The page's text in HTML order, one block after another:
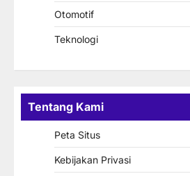
Otomotif
Teknologi
Tentang Kami
Peta Situs
Kebijakan Privasi